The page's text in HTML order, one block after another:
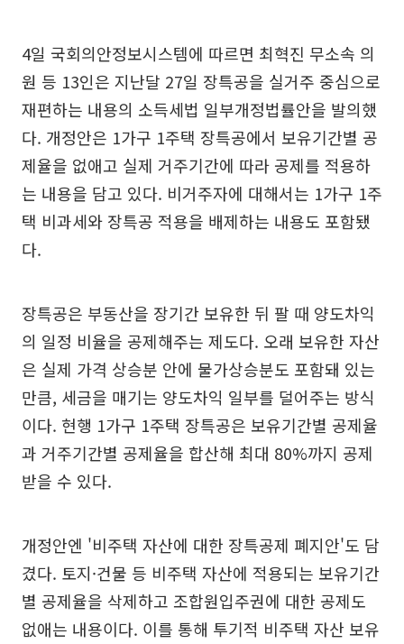
4일 국회의안정보시스템에 따르면 최혁진 무소속 의
원 등 13인은 지난달 27일 장특공을 실거주 중심으로
재편하는 내용의 소득세법 일부개정법률안을 발의했
다. 개정안은 1가구 1주택 장특공에서 보유기간별 공
제율을 없애고 실제 거주기간에 따라 공제를 적용하
는 내용을 담고 있다. 비거주자에 대해서는 1가구 1주
택 비과세와 장특공 적용을 배제하는 내용도 포함됐
다.
장특공은 부동산을 장기간 보유한 뒤 팔 때 양도차익
의 일정 비율을 공제해주는 제도다. 오래 보유한 자산
은 실제 가격 상승분 안에 물가상승분도 포함돼 있는
만큼, 세금을 매기는 양도차익 일부를 덜어주는 방식
이다. 현행 1가구 1주택 장특공은 보유기간별 공제율
과 거주기간별 공제율을 합산해 최대 80%까지 공제
받을 수 있다.
개정안엔 '비주택 자산에 대한 장특공제 폐지안'도 담
겼다. 토지·건물 등 비주택 자산에 적용되는 보유기간
별 공제율을 삭제하고 조합원입주권에 대한 공제도
없애는 내용이다. 이를 통해 투기적 비주택 자산 보유